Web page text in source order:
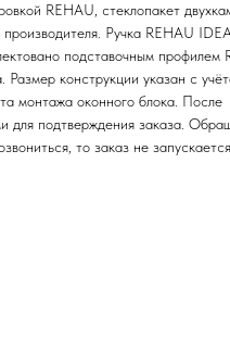
REHAU, стеклопакет
Ручка REHAU IDEA
подставочным профилем
конструкции указан c
монтажа оконного блока. После
для подтверждения заказа.
то заказ не